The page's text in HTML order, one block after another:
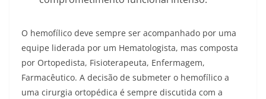
O hemofílico deve sempre ser acompanhado por uma
equipe liderada por um Hematologista, mas composta
por Ortopedista, Fisioterapeuta, Enfermagem,
Farmacêutico. A decisão de submeter o hemofílico a
uma cirurgia ortopédica é sempre discutida com a